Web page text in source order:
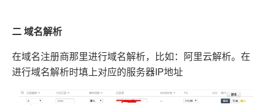
二 域名解析
在域名注册商那里进行域名解析，比如：阿里云解析。在
进行域名解析时填上对应的服务器IP地址